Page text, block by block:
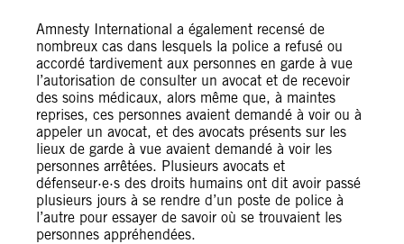
Amnesty International a également recensé de
nombreux cas dans lesquels la police a refusé ou
accordé tardivement aux personnes en garde à vue
l’autorisation de consulter un avocat et de recevoir
des soins médicaux, alors même que, à maintes
reprises, ces personnes avaient demandé à voir ou à
appeler un avocat, et des avocats présents sur les
lieux de garde à vue avaient demandé à voir les
personnes arrêtées. Plusieurs avocats et
défenseur·e·s des droits humains ont dit avoir passé
plusieurs jours à se rendre d’un poste de police à
l’autre pour essayer de savoir où se trouvaient les
personnes appréhendées.